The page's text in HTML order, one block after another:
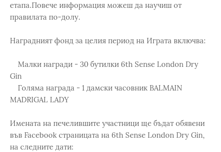
етапа.Повече информация можеш да научиш от
правилата по-долу.
Наградният фонд за целия период на Играта включва:
Малки награди - 30 бутилки 6th Sense London Dry
Gin
Голяма награда - 1 дамски часовник BALMAIN
MADRIGAL LADY
Имената на печелившите участници ще бъдат обявени
във Facebook страницата на 6th Sense London Dry Gin,
на следните дати: